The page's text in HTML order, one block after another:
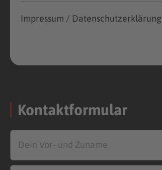
Impressum / Datenschutzerklärung
Kontaktformular